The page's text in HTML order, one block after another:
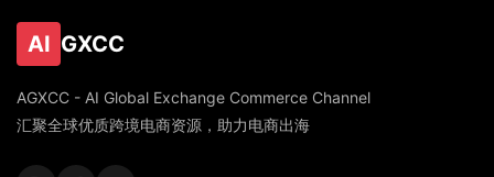
AI GXCC
AGXCC - AI Global Exchange Commerce Channel
汇聚全球优质跨境电商资源，助力电商出海